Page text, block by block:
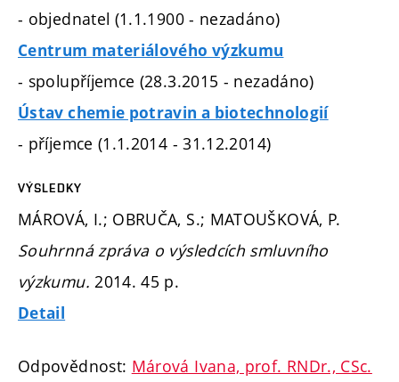
- objednatel (1.1.1900 - nezadáno)
Centrum materiálového výzkumu
- spolupříjemce (28.3.2015 - nezadáno)
Ústav chemie potravin a biotechnologií
- příjemce (1.1.2014 - 31.12.2014)
VÝSLEDKY
MÁROVÁ, I.; OBRUČA, S.; MATOUŠKOVÁ, P.
Souhrnná zpráva o výsledcích smluvního
výzkumu.2014. 45 p.
Detail
Odpovědnost: Márová Ivana, prof. RNDr., CSc.